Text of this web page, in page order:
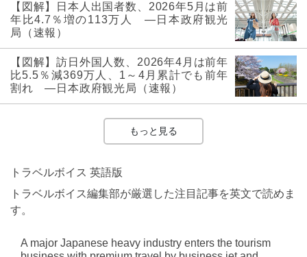
【図解】日本人出国者数、2026年5月は前
年比4.7％増の113万人 ―日本政府観光
局（速報）
【図解】訪日外国人数、2026年4月は前年
比5.5％減369万人、1～4月累計でも前年
割れ ―日本政府観光局（速報）
もっと見る
トラベルボイス 英語版
トラベルボイス編集部が厳選した注目記事を英文で読めま
す。
A major Japanese heavy industry enters the tourism